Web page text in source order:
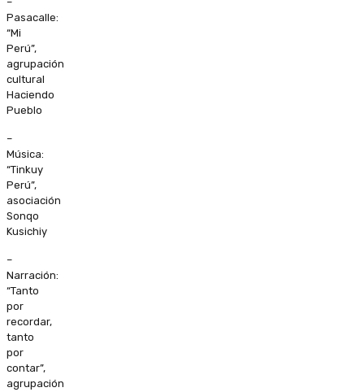
Pasacalle:
“Mi
Perú”,
agrupación
cultural
Haciendo
Pueblo
–
Música:
“Tinkuy
Perú”,
asociación
Sonqo
Kusichiy
–
Narración:
“Tanto
por
recordar,
tanto
por
contar”,
agrupación